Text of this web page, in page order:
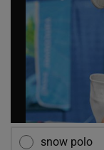
snow polo